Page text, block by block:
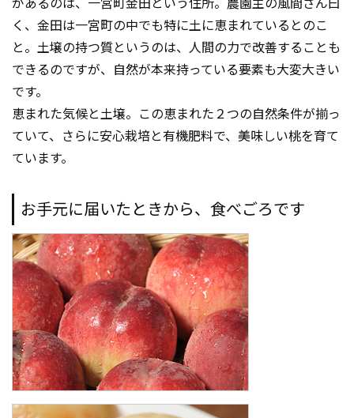
があるのは、一宮町金田という住所。農園主の風間さん曰
く、金田は一宮町の中でも特に土に恵まれているとのこ
と。土壌の持つ質というのは、人間の力で改善することも
できるのですが、自然が本来持っている要素も大変大きい
です。
恵まれた気候と土壌。この恵まれた２つの自然条件が揃っ
ていて、さらに安心栽培と有機肥料で、美味しい桃を育て
ています。
お手元に届いたときから、食べごろです